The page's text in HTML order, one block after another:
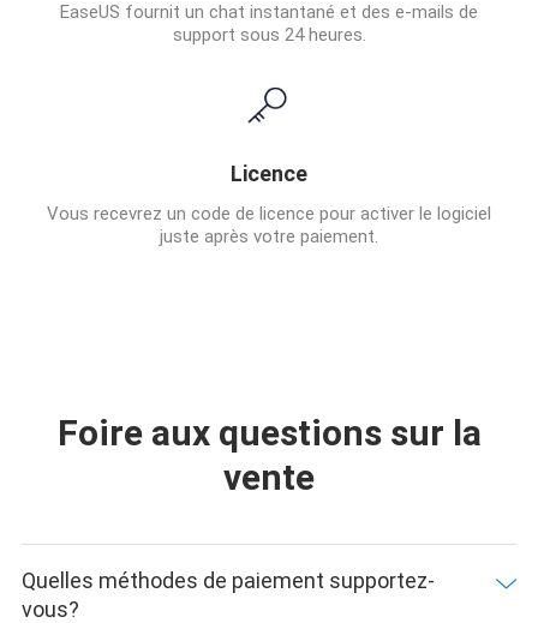
EaseUS fournit un chat instantané et des e-mails de
support sous 24 heures.
Licence
Vous recevrez un code de licence pour activer le logiciel
juste après votre paiement.
Foire aux questions sur la
vente
Quelles méthodes de paiement supportez-
vous?